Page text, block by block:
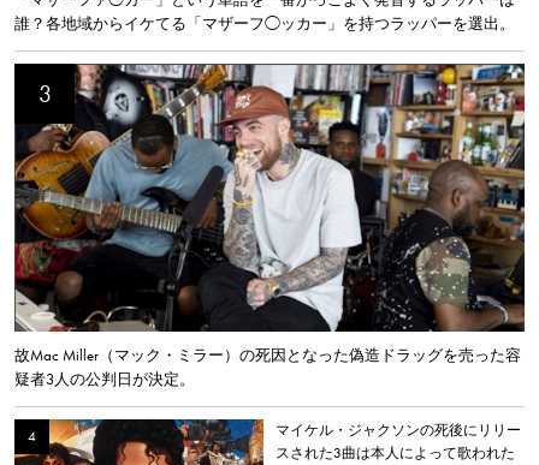
誰？各地域からイケてる「マザーフ◯ッカー」を持つラッパーを選出。
故Mac Miller（マック・ミラー）の死因となった偽造ドラッグを売った容
疑者3人の公判日が決定。
マイケル・ジャクソンの死後にリリー
スされた3曲は本人によって歌われた